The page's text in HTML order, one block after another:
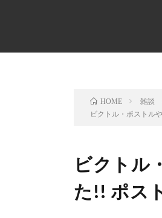
HOME
雑談
ビクトル・ポストル
ビクトル
た!! ポス